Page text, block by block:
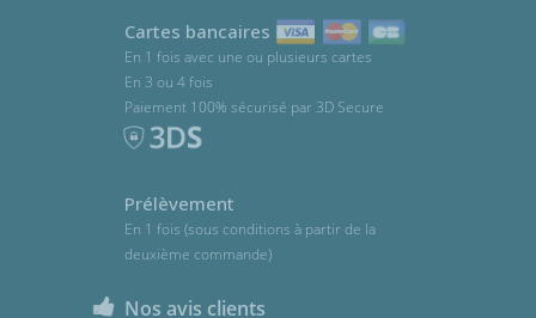
Cartes bancaires
En 1 fois avec une ou plusieurs cartes
En 3 ou 4 fois
Paiement 100% sécurisé par 3D Secure
Prélèvement
En 1 fois (sous conditions à partir de la
deuxième commande)
Nos avis clients